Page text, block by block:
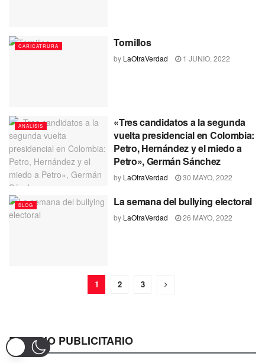
CARICATRURA Tornillos
by LaOtraVerdad 1 JUNIO, 2022
ANALISIS
«Tres candidatos a la segunda
vuelta presidencial en Colombia:
Petro, Hernández y el miedo a
Petro», Germán Sánchez
by LaOtraVerdad 30 MAYO, 2022
BLOG La semana del bullying electoral
by LaOtraVerdad 26 MAYO, 2022
1 2 3
ESPACIO PUBLICITARIO